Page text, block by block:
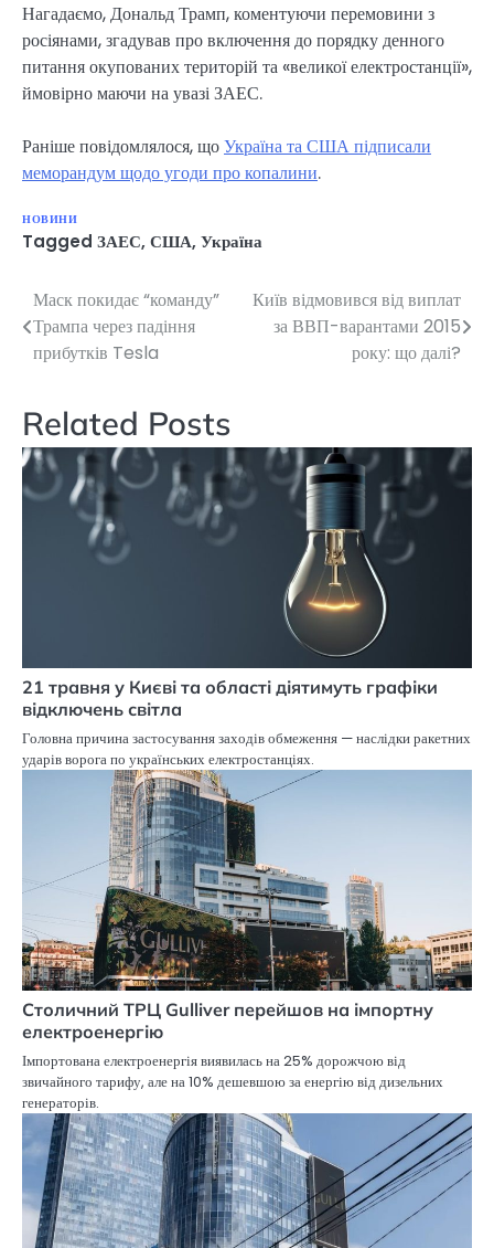
Нагадаємо, Дональд Трамп, коментуючи перемовини з
росіянами, згадував про включення до порядку денного
питання окупованих територій та «великої електростанції»,
ймовірно маючи на увазі ЗАЕС.
Раніше повідомлялося, щоУкраїна та США підписали
меморандум щодо угоди про копалини.
НОВИНИ
Tagged ЗАЕС, США, Україна
Навігація
записів
Маск покидає “команду”
Трампа через падіння
прибутків Tesla
Київ відмовився від виплат
за ВВП-варантами 2015
року: що далі?
Related Posts
21 травня у Києві та області діятимуть графіки
відключень світла
Головна причина застосування заходів обмеження — наслідки ракетних
ударів ворога по українських електростанціях.
Столичний ТРЦ Gulliver перейшов на імпортну
електроенергію
Імпортована електроенергія виявилась на 25% дорожчою від
звичайного тарифу, але на 10% дешевшою за енергію від дизельних
генераторів.